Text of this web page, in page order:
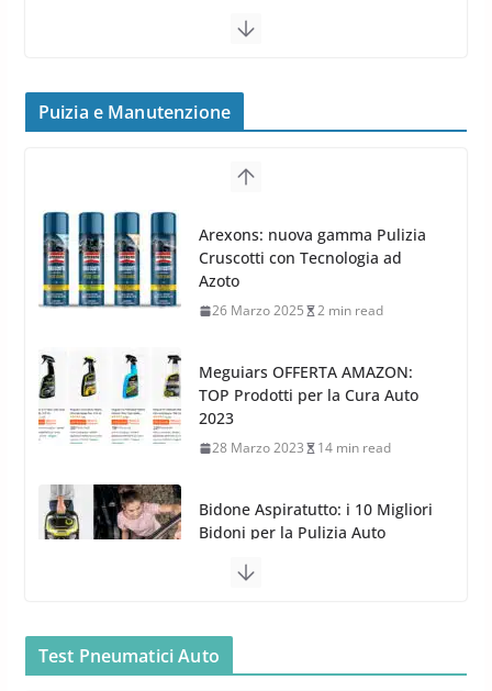
16 Settembre 2019
24 Luglio 2019 1 min read
frenata e handling
8 Aprile 2026 7 min read
Puizia e Manutenzione
Arexons: nuova gamma Pulizia
Cruscotti con Tecnologia ad
Azoto
26 Marzo 2025 2 min read
Meguiars OFFERTA AMAZON:
TOP Prodotti per la Cura Auto
2023
28 Marzo 2023 14 min read
Bidone Aspiratutto: i 10 Migliori
Bidoni per la Pulizia Auto
6 Maggio 2022
Gun per la tua Idropulitrice?
5 Maggio 2022 2 min read
Test Pneumatici Auto